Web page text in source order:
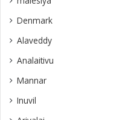
Denmark
Alaveddy
Analaitivu
Mannar
Inuvil